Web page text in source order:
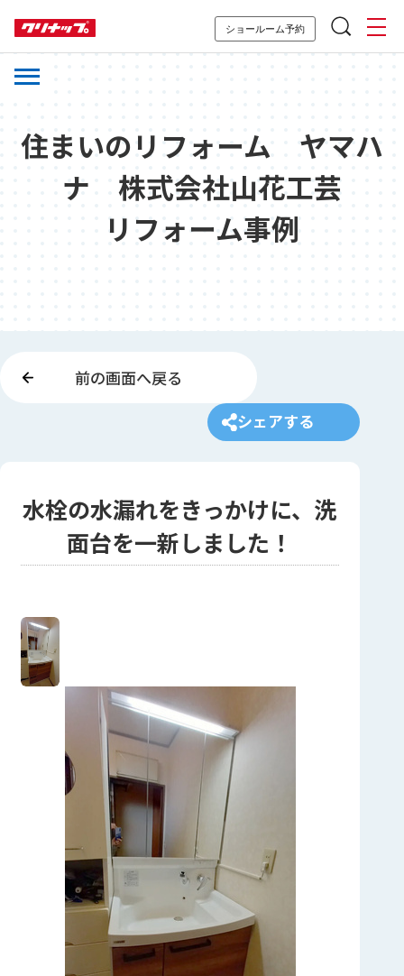
ショールーム予約
住まいのリフォーム ヤマハ
ナ 株式会社山花工芸
リフォーム事例
前の画面へ戻る
シェアする
水栓の水漏れをきっかけに、洗
面台を一新しました！